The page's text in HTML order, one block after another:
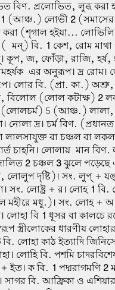
বিণ. প্রলোভিত, লুব্ধ
1 (আঞ্চ.) লোভী 2(সমাসের
(শৃগাল হইয়া...
মন্) বি. 1 কেশ, রোম
কূপ, জ, ফোঁড়া, রাজি, হর্ষ,
এর অনুরূপ। দ্র রোম।
লোর বি. (প্রা. কা.)
বিলোল (লোল কটাক্ষ) 2
(লোলচর্ম) 5 (আঞ্চ.) লালা,
নোলা দ্র। চর্ম বিণ.
লালসাযুক্ত বা চঞ্চল বা
চাহনি। লোলায়-মান
2চঞ্চল 3ঝুলে পড়েছে
লোলুপ দৃষ্টি)। সং. লুপ্ +
সং. লোষ্ট্র + র। লোহ 1 বি.
মহীরে মধু.)। সং. লোহ +
লোহা বি 1 ধূসর বা কালচে
স্ত্রীলোকের ধারণীয়
লোহা কাঠ ইত্যাদি
লোহি বি. পশমি
ইত। ক বি. 1 পদ্মরাগমণি 2
সাগর বি. আফ্রিকা ও